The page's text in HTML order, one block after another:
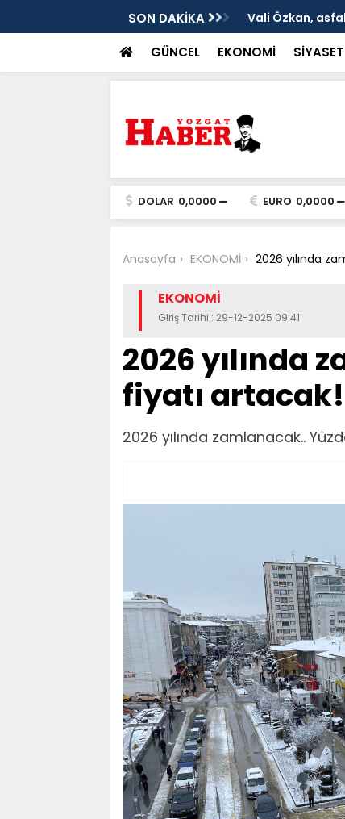
SON DAKİKA Vali Özkan,
GÜNCEL EKONOMİ SİYASET
DOLAR 0,0000 EURO 0,0000
Anasayfa EKONOMİ 2026 yılında
EKONOMİ
Giriş Tarihi : 29-12-2025 09:41
2026 yılında
fiyatı artacak!
2026 yılında zamlanacak..